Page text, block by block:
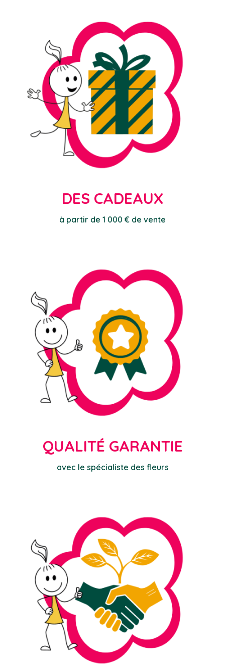
DES CADEAUX
à partir de 1 000 € de vente
QUALITÉ GARANTIE
avec le spécialiste des fleurs